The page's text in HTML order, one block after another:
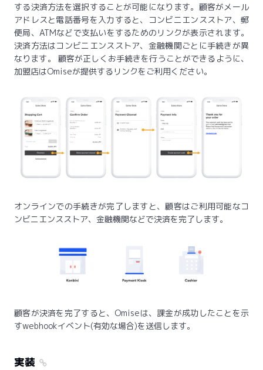
する決済方法を選択することが可能になります。顧客がメール
アドレスと電話番号を入力すると、コンビニエンスストア、郵
便局、ATMなどで支払いをするためのリンクが表示されます。
決済方法はコンビニエンスストア、金融機関ごとに手続きが異
なります。 顧客が正しくお手続きを行うことができるように、
加盟店はOmiseが提供するリンクをご利用ください。
オンラインでの手続きが完了しますと、顧客はご利用可能なコ
ンビニエンスストア、金融機関などで決済を完了します。
顧客が決済を完了すると、Omiseは、課金が成功したことを示
すwebhookイベント(有効な場合)を送信します。
実装